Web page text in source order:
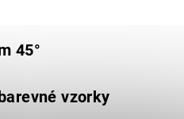
45°
vzorky